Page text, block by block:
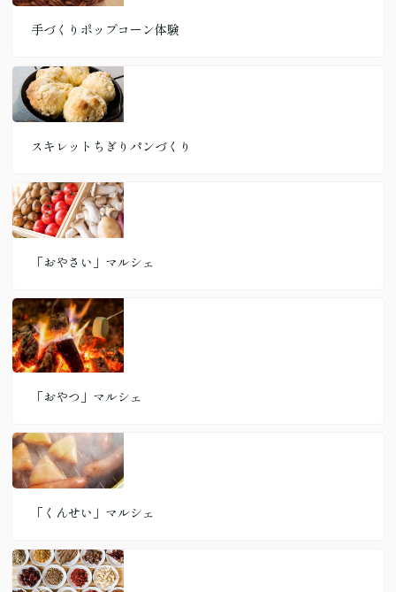
手づくりポップコーン体験
スキレットちぎりパンづくり
「おやさい」マルシェ
「おやつ」マルシェ
「くんせい」マルシェ